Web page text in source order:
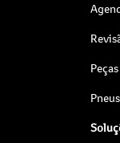
Peças
Pneus